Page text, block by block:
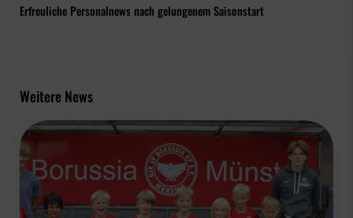
Erfreuliche Personalnews nach gelungenem Saisonstart
Weitere News